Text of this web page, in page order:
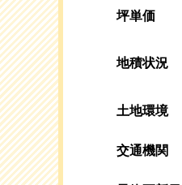
坪単価
地積状況
土地環境
交通機関